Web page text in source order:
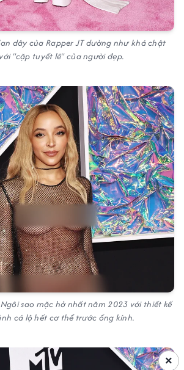
dây của Rapper JT dường như khá chật
"cặp tuyết lê" của người đẹp.
Ngôi sao mặc hở nhất năm 2023 với thiết kế
cá lộ hết cơ thể trước ống kính.
×